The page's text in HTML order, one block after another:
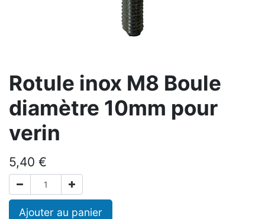
Rotule inox M8 Boule
diamètre 10mm pour
verin
5,40 €
Ajouter au panier